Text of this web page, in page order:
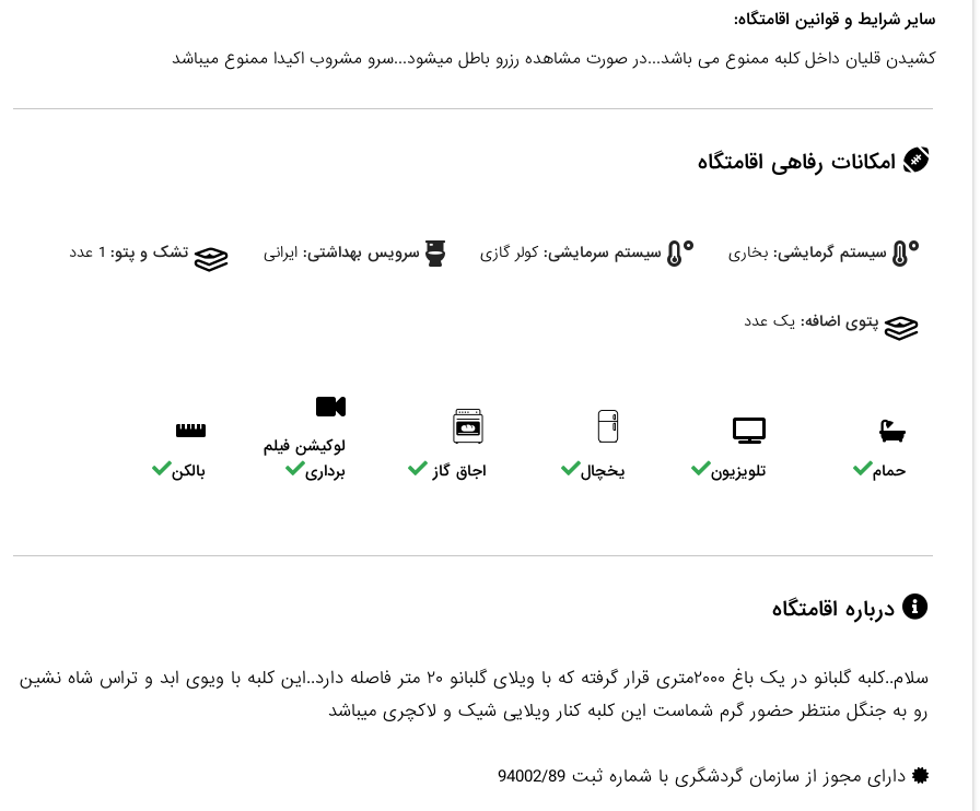
سایر شرایط و قوانین اقامتگاه:
کشیدن قلیان داخل کلبه ممنوع می باشد...در صورت مشاهده رزرو باطل میشود...سرو مشروب اکیدا ممنوع میباشد
امکانات رفاهی اقامتگاه
سیستم گرمایشی: بخاری سیستم سرمایشی: کولر گازی سرویس بهداشتی: ایرانی تشک و پتو: 1 عدد
پتوی اضافه: یک عدد
حمام تلویزیون یخچال اجاق گاز
لوکیشن فیلم
برداری
بالکن
درباره اقامتگاه
سلام..کلبه گلبانو در یک باغ ۲۰۰۰متری قرار گرفته که با ویلای گلبانو ۲۰ متر فاصله دارد..این کلبه با ویوی ابد و تراس شاه نشین
رو به جنگل منتظر حضور گرم شماست این کلبه کنار ویلایی شیک و لاکچری میباشد
دارای مجوز از سازمان گردشگری با شماره ثبت 94002/89